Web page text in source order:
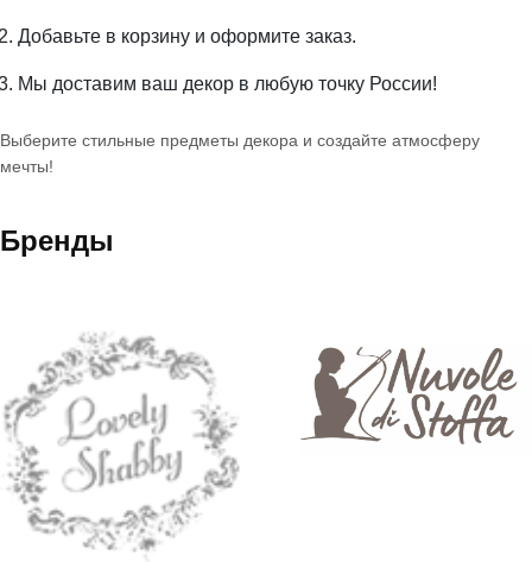
Добавьте в корзину и оформите заказ.
Мы доставим ваш декор в любую точку России!
Выберите стильные предметы декора и создайте атмосферу
мечты!
Бренды